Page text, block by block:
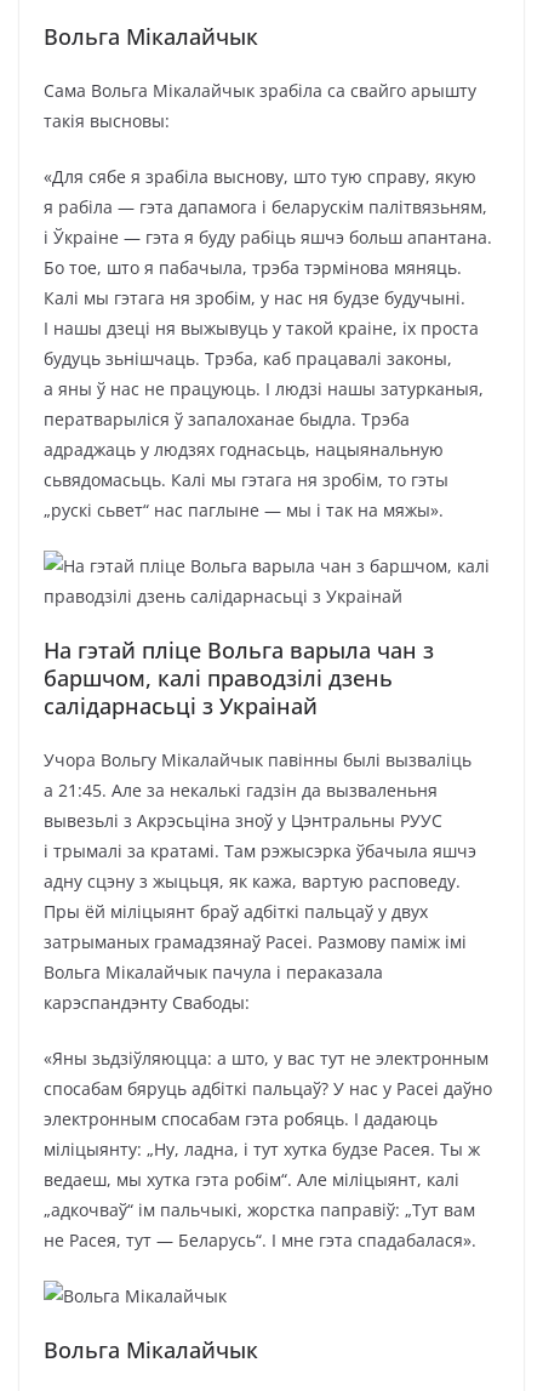
Вольга Мікалайчык
Сама Вольга Мікалайчык зрабіла са свайго арышту
такія высновы:
«Для сябе я зрабіла выснову, што тую справу, якую
я рабіла — гэта дапамога і беларускім палітвязьням,
і Ўкраіне — гэта я буду рабіць яшчэ больш апантана.
Бо тое, што я пабачыла, трэба тэрмінова мяняць.
Калі мы гэтага ня зробім, у нас ня будзе будучыні.
І нашы дзеці ня выжывуць у такой краіне, іх проста
будуць зьнішчаць. Трэба, каб працавалі законы,
а яны ў нас не працуюць. І людзі нашы затурканыя,
ператварыліся ў запалоханае быдла. Трэба
адраджаць у людзях годнасьць, нацыянальную
сьвядомасьць. Калі мы гэтага ня зробім, то гэты
„рускі сьвет“ нас паглыне — мы і так на мяжы».
На гэтай пліце Вольга варыла чан з
баршчом, калі праводзілі дзень
салідарнасьці з Украінай
Учора Вольгу Мікалайчык павінны былі вызваліць
а 21:45. Але за некалькі гадзін да вызваленьня
вывезьлі з Акрэсьціна зноў у Цэнтральны РУУС
і трымалі за кратамі. Там рэжысэрка ўбачыла яшчэ
адну сцэну з жыцьця, як кажа, вартую расповеду.
Пры ёй міліцыянт браў адбіткі пальцаў у двух
затрыманых грамадзянаў Расеі. Размову паміж імі
Вольга Мікалайчык пачула і пераказала
карэспандэнту Свабоды:
«Яны зьдзіўляюцца: а што, у вас тут не электронным
спосабам бяруць адбіткі пальцаў? У нас у Расеі даўно
электронным спосабам гэта робяць. І дадаюць
міліцыянту: „Ну, ладна, і тут хутка будзе Расея. Ты ж
ведаеш, мы хутка гэта робім“. Але міліцыянт, калі
„адкочваў“ ім пальчыкі, жорстка паправіў: „Тут вам
не Расея, тут — Беларусь“. І мне гэта спадабалася».
Вольга Мікалайчык